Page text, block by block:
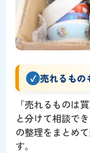
売れるもの
「売れるものは
と分けて相談で
の整理をまとめ
す。